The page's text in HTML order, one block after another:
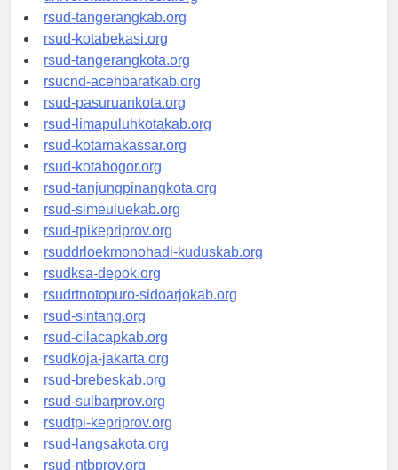
universitasindonesia.org
rsud-tangerangkab.org
rsud-kotabekasi.org
rsud-tangerangkota.org
rsucnd-acehbaratkab.org
rsud-pasuruankota.org
rsud-limapuluhkotakab.org
rsud-kotamakassar.org
rsud-kotabogor.org
rsud-tanjungpinangkota.org
rsud-simeuluekab.org
rsud-tpikepriprov.org
rsuddrloekmonohadi-kuduskab.org
rsudksa-depok.org
rsudrtnotopuro-sidoarjokab.org
rsud-sintang.org
rsud-cilacapkab.org
rsudkoja-jakarta.org
rsud-brebeskab.org
rsud-sulbarprov.org
rsudtpi-kepriprov.org
rsud-langsakota.org